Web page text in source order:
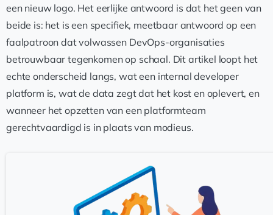
een nieuw logo. Het eerlijke antwoord is dat het geen van
beide is: het is een specifiek, meetbaar antwoord op een
faalpatroon dat volwassen DevOps-organisaties
betrouwbaar tegenkomen op schaal. Dit artikel loopt het
echte onderscheid langs, wat een internal developer
platform is, wat de data zegt dat het kost en oplevert, en
wanneer het opzetten van een platformteam
gerechtvaardigd is in plaats van modieus.